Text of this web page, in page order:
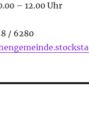
– 12.00 Uhr
/ 6280